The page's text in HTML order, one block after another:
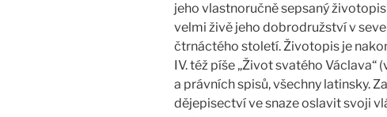
jeho vlastnoručně sepsaný
velmi živě jeho dobrodružství v
čtrnáctého století. Životopis je
IV. též píše „Život svatého Václava“
a právních spisů, všechny latinsky.
dějepisectví ve snaze oslavit svoji